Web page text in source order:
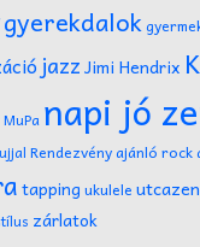
gyerekdalok
jazzJimi Hendrix
MuPa napi jó
Rendezvény ajánló rock
tapping ukulele
zárlatok